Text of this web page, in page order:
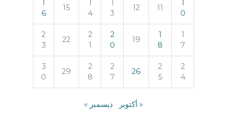
1
0
11
12
1
3
1
4
15
1
6
1
7
1
8
19
2
0
2
1
22
2
3
2
4
2
5
26
2
7
2
8
29
3
0
« أكتوبر ديسمبر »